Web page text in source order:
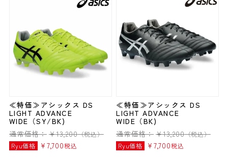
≪特価≫アシックス DS
LIGHT ADVANCE
WIDE（SY/BK)
通常価格： ¥13,200（税込）
Ryu価格
¥ 7,700税込
≪特価≫アシックス DS
LIGHT ADVANCE
WIDE（BK)
通常価格： ¥13,200（税込）
Ryu価格
¥ 7,700税込